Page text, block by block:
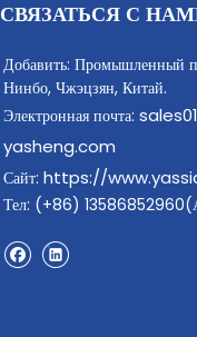
СВЯЗАТЬСЯ С
Добавить: Промышленный
Нинбо, Чжэцзян, Китай.
Электронная почта:
yasheng.com
Сайт: https://
Тел: (+86)